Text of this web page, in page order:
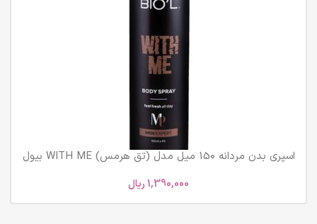
اسپری بدن مردانه 150 میل مدل (تق هرمس) WITH ME بیول
1,390,000ریال